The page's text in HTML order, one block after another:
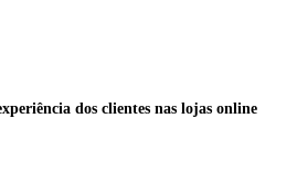
dos clientes nas lojas online